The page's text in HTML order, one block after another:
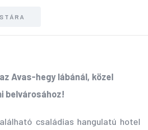
Avas-hegy lábánál, közel
belvárosához!
családias hangulatú hotel